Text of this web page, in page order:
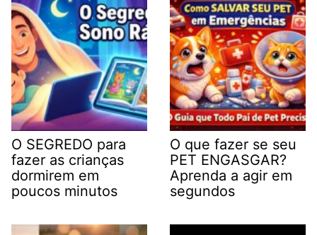
O SEGREDO para
fazer as crianças
dormirem em
poucos minutos
O que fazer se seu
PET ENGASGAR?
Aprenda a agir em
segundos